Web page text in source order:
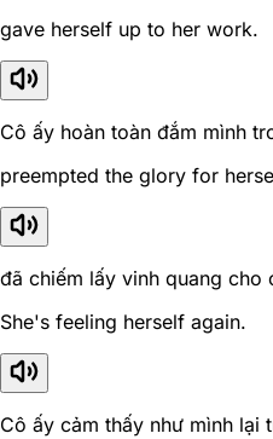
gave herself up to her work.
Cô ấy hoàn toàn đắm mình
preempted the glory for
đã chiếm lấy vinh quang cho
She's feeling herself again.
Cô ấy cảm thấy như mình lại